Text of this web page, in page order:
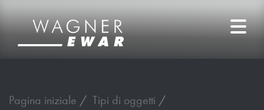
Pagina iniziale
Tipi di oggetti